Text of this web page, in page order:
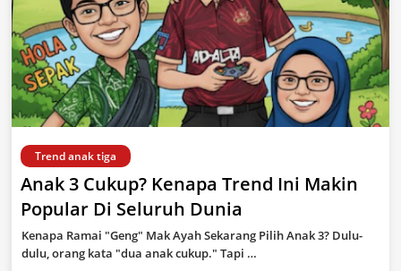
Trend anak tiga
Anak 3 Cukup? Kenapa Trend Ini Makin
Popular Di Seluruh Dunia
Kenapa Ramai "Geng" Mak Ayah Sekarang Pilih Anak 3? Dulu-
dulu, orang kata "dua anak cukup." Tapi …